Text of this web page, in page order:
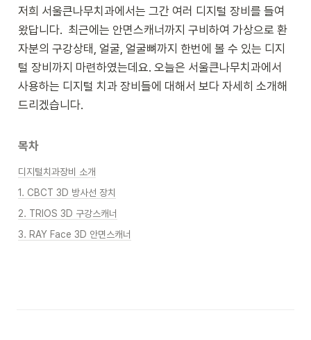
저희 서울큰나무치과에서는 그간 여러 디지털 장비를 들여
왔답니다.  최근에는 안면스캐너까지 구비하여 가상으로 환
자분의 구강상태, 얼굴, 얼굴뼈까지 한번에 볼 수 있는 디지
털 장비까지 마련하였는데요. 오늘은 서울큰나무치과에서
사용하는 디지털 치과 장비들에 대해서 보다 자세히 소개해
드리겠습니다.
목차
디지털치과장비 소개
1. CBCT 3D 방사선 장치
2. TRIOS 3D 구강스캐너
3. RAY Face 3D 안면스캐너